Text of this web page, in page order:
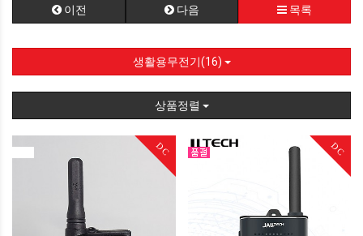
이전 다음 목록
생활용무전기(16)
상품정렬
DC DC